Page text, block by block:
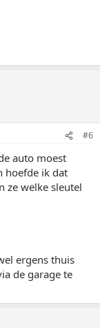
#6
auto moest
hoefde ik dat
ze welke sleutel
ergens thuis
de garage te